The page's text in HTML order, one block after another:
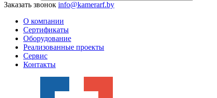
Заказать звонок info@kamerarf.by
О компании
Сертификаты
Оборудование
Реализованные проекты
Сервис
Контакты